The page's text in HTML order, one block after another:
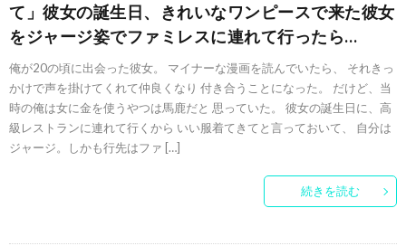
て」彼女の誕生日、きれいなワンピースで来た彼女
をジャージ姿でファミレスに連れて行ったら…
俺が20の頃に出会った彼女。 マイナーな漫画を読んでいたら、 それきっ
かけで声を掛けてくれて仲良くなり 付き合うことになった。 だけど、当
時の俺は女に金を使うやつは馬鹿だと 思っていた。 彼女の誕生日に、高
級レストランに連れて行くから いい服着てきてと言っておいて、 自分は
ジャージ。しかも行先はファ […]
続きを読む